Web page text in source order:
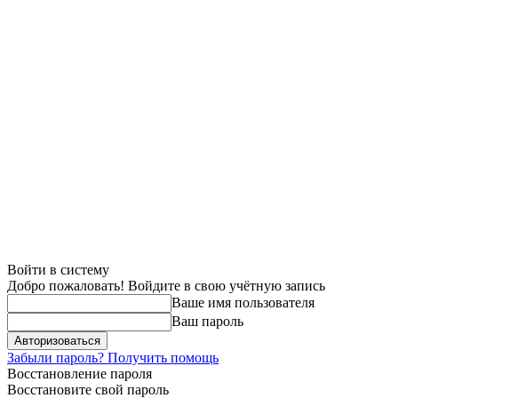
Войти в систему
Добро пожаловать! Войдите в свою учётную запись
Ваше имя пользователя
Ваш пароль
Забыли пароль? Получить помощь
Восстановление пароля
Восстановите свой пароль